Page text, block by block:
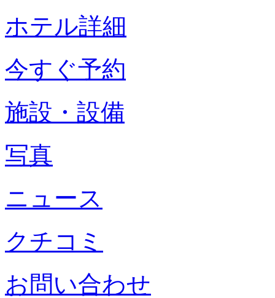
ホテル詳細
今すぐ予約
施設・設備
写真
ニュース
クチコミ
お問い合わせ